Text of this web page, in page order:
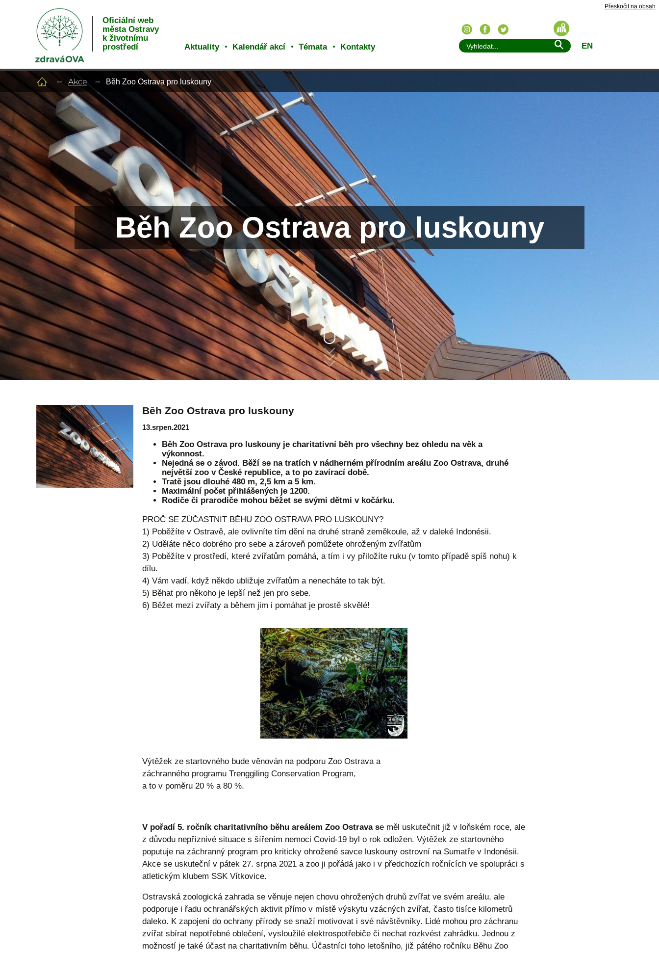
Přeskočit na obsah
Oficiální web
města Ostravy
k životnímu
prostředí
Aktuality Kalendář akcí Témata Kontakty EN
Akce Běh Zoo Ostrava pro luskouny
Běh Zoo Ostrava pro luskouny
Běh Zoo Ostrava pro luskouny
13.srpen.2021
Běh Zoo Ostrava pro luskouny je charitativní běh pro všechny bez ohledu na věk a
výkonnost.
Nejedná se o závod. Běží se na tratích v nádherném přírodním areálu Zoo Ostrava, druhé
největší zoo v České republice, a to po zavírací době.
Tratě jsou dlouhé 480 m, 2,5 km a 5 km.
Maximální počet přihlášených je 1200.
Rodiče či prarodiče mohou běžet se svými dětmi v kočárku.
PROČ SE ZÚČASTNIT BĚHU ZOO OSTRAVA PRO LUSKOUNY?
1) Poběžíte v Ostravě, ale ovlivníte tím dění na druhé straně zeměkoule, až v daleké Indonésii.
2) Uděláte něco dobrého pro sebe a zároveň pomůžete ohroženým zvířatům
3) Poběžíte v prostředí, které zvířatům pomáhá, a tím i vy přiložíte ruku (v tomto případě spíš nohu) k
dílu.
4) Vám vadí, když někdo ubližuje zvířatům a nenecháte to tak být.
5) Běhat pro někoho je lepší než jen pro sebe.
6) Běžet mezi zvířaty a během jim i pomáhat je prostě skvělé!
Výtěžek ze startovného bude věnován na podporu Zoo Ostrava a
záchranného programu Trenggiling Conservation Program,
a to v poměru 20 % a 80 %.
V pořadí 5. ročník charitativního běhu areálem Zoo Ostrava se měl uskutečnit již v loňském roce, ale
z důvodu nepříznivé situace s šířením nemoci Covid-19 byl o rok odložen. Výtěžek ze startovného
poputuje na záchranný program pro kriticky ohrožené savce luskouny ostrovní na Sumatře v Indonésii.
Akce se uskuteční v pátek 27. srpna 2021 a zoo ji pořádá jako i v předchozích ročnících ve spolupráci s
atletickým klubem SSK Vítkovice.
Ostravská zoologická zahrada se věnuje nejen chovu ohrožených druhů zvířat ve svém areálu, ale
podporuje i řadu ochranářských aktivit přímo v místě výskytu vzácných zvířat, často tisíce kilometrů
daleko. K zapojení do ochrany přírody se snaží motivovat i své návštěvníky. Lidé mohou pro záchranu
zvířat sbírat nepotřebné oblečení, vysloužilé elektrospotřebiče či nechat rozkvést zahrádku. Jednou z
možností je také účast na charitativním běhu. Účastníci toho letošního, již pátého ročníku Běhu Zoo